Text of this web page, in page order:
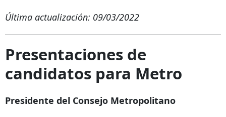
Última actualización: 09/03/2022
Presentaciones de
candidatos para Metro
Presidente del Consejo Metropolitano